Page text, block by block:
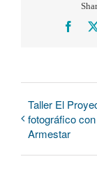
Taller El
fotográfico
Armestar